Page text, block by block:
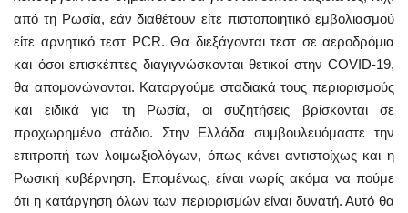
από τη Ρωσία, εάν διαθέτουν είτε πιστοποιητικό εμβολιασμού
είτε αρνητικό τεστ PCR. Θα διεξάγονται τεστ σε αεροδρόμια
και όσοι επισκέπτες διαγιγνώσκονται θετικοί στην COVID-19,
θα απομονώνονται. Καταργούμε σταδιακά τους περιορισμούς
και ειδικά για τη Ρωσία, οι συζητήσεις βρίσκονται σε
προχωρημένο στάδιο. Στην Ελλάδα συμβουλευόμαστε την
επιτροπή των λοιμωξιολόγων, όπως κάνει αντιστοίχως και η
Ρωσική κυβέρνηση. Επομένως, είναι νωρίς ακόμα να πούμε
ότι η κατάργηση όλων των περιορισμών είναι δυνατή. Αυτό θα